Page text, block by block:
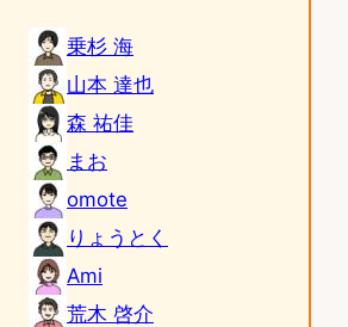
乗杉 海
山本 達也
森 祐佳
まお
omote
りょうとく
Ami
荒木 啓介